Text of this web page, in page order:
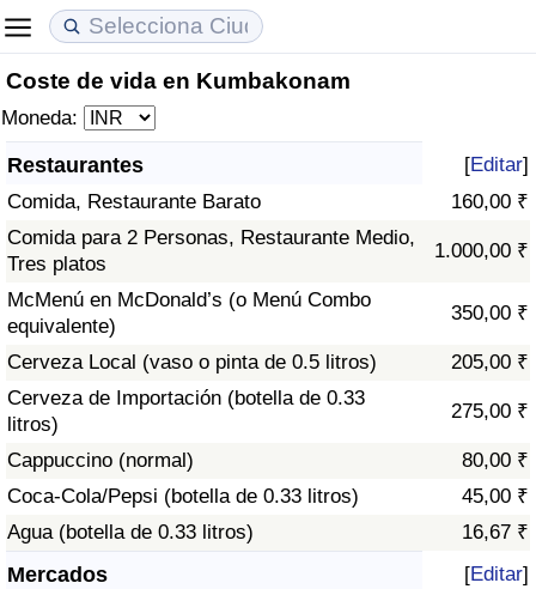
Coste de vida en Kumbakonam
Moneda:
Restaurantes [Editar]
Comida, Restaurante Barato
160,00 ₹
Comida para 2 Personas, Restaurante Medio,
Tres platos
1.000,00 ₹
McMenú en McDonald’s (o Menú Combo
equivalente)
350,00 ₹
Cerveza Local (vaso o pinta de 0.5 litros)
205,00 ₹
Cerveza de Importación (botella de 0.33
litros)
275,00 ₹
Cappuccino (normal)
80,00 ₹
Coca-Cola/Pepsi (botella de 0.33 litros)
45,00 ₹
Agua (botella de 0.33 litros)
16,67 ₹
Mercados [Editar]
Coste de vida
Índice de Costo de Vida
Índice de costo de vida por país
en aqaba
Precios de las propiedades
Índice de Precios de Inmuebles
Índice de Precios de Inmuebles por País
Calidad de Vida
Índice de Calidad de Vida (Actual)
Índice de calidad de vida por país
Delincuencia
Calificación del Índice de Criminalidad
(Actual)
Índice de Criminalidad
Índice de criminalidad por país